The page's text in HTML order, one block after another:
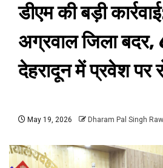
डीएम की बड़ी
अग्रवाल जिला
देहरादून में प्रवेश पर
May 19, 2026 Dharam Pal Singh